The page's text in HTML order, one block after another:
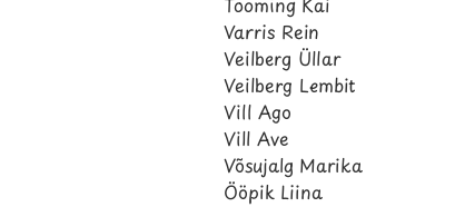
Varris Rein
Veilberg Üllar
Veilberg Lembit
Vill Ago
Vill Ave
Võsujalg Marika
Ööpik Liina